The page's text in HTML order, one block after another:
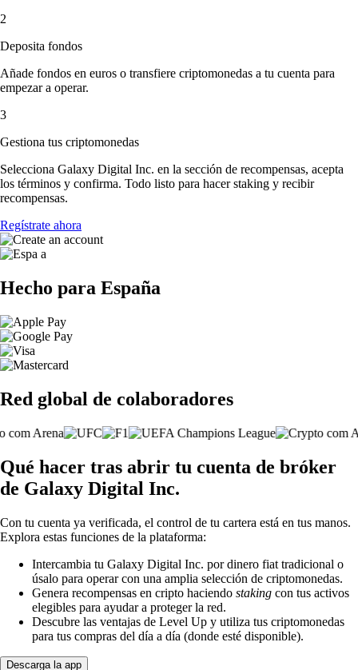
2
Deposita fondos
Añade fondos en euros o transfiere criptomonedas a tu cuenta para
empezar a operar.
3
Gestiona tus criptomonedas
Selecciona Galaxy Digital Inc. en la sección de recompensas, acepta
los términos y confirma. Todo listo para hacer staking y recibir
recompensas.
Regístrate ahora
Hecho para España
Red global de colaboradores
Qué hacer tras abrir tu cuenta de bróker
de Galaxy Digital Inc.
Con tu cuenta ya verificada, el control de tu cartera está en tus manos.
Explora estas funciones de la plataforma:
Intercambia tu Galaxy Digital Inc. por dinero fiat tradicional o
úsalo para operar con una amplia selección de criptomonedas.
Genera recompensas en cripto haciendo staking con tus activos
elegibles para ayudar a proteger la red.
Descubre las ventajas de Level Up y utiliza tus criptomonedas
para tus compras del día a día (donde esté disponible).
Descarga la app